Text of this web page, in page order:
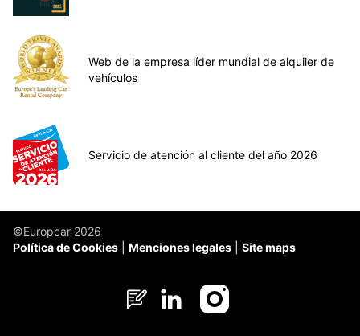
Web de la empresa líder mundial de alquiler de
vehículos
Servicio de atención al cliente del año 2026
©Europcar 2026
Política de Cookies
Menciones legales Site maps